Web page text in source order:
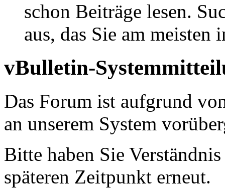
schon Beiträge lesen.
aus, das Sie am meisten
vBulletin-
Das Forum ist aufgrund
an unserem System
Bitte haben Sie
späteren Zeitpunkt erneut.